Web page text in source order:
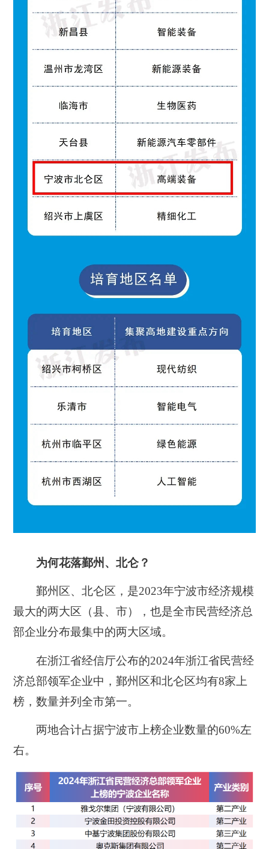
为何花落鄞州、北仑？
鄞州区、北仑区，是2023年宁波市经济规模
最大的两大区（县、市），也是全市民营经济总
部企业分布最集中的两大区域。
在浙江省经信厅公布的2024年浙江省民营经
济总部领军企业中，鄞州区和北仑区均有8家上
榜 ，数量并列全市第一。
两地合计占据宁波市上榜企业数量的60%左
右。